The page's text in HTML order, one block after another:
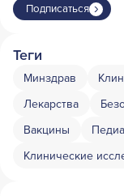
Подписаться
Теги
Минздрав
Лекарства
Вакцины
Клинические